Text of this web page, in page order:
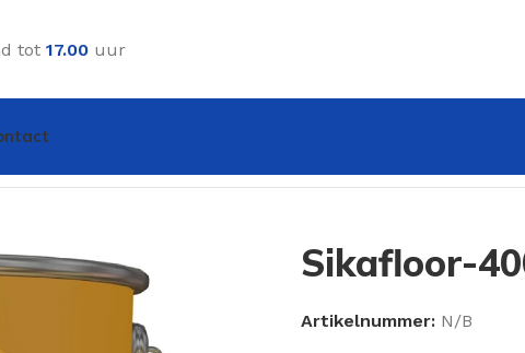
tot 17.00 uur
Sikafloor-
Artikelnummer: N/B